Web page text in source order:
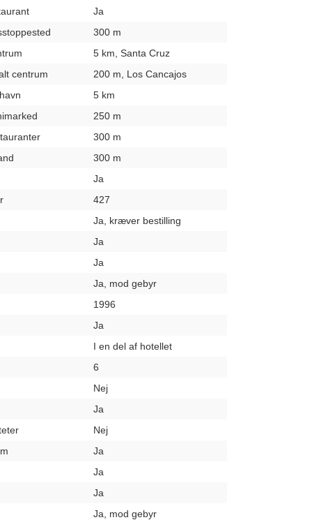
Ja
300 m
5 km, Santa Cruz
centrum
200 m, Los Cancajos
5 km
250 m
300 m
300 m
Ja
427
Ja, kræver bestilling
Ja
Ja
Ja, mod gebyr
1996
Ja
I en del af hotellet
6
Nej
Ja
Nej
Ja
Ja
Ja
Ja, mod gebyr